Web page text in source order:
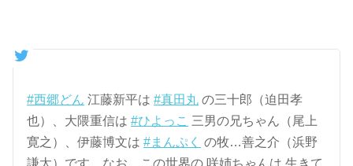
#西郷どん 江藤新平は#真田丸 の三十郎（迫田孝
也）、大隈重信は#ひよっこ 三男の兄ちゃん（尾上
寛之）、伊藤博文は#まんぷく の牧…善之介（浜野